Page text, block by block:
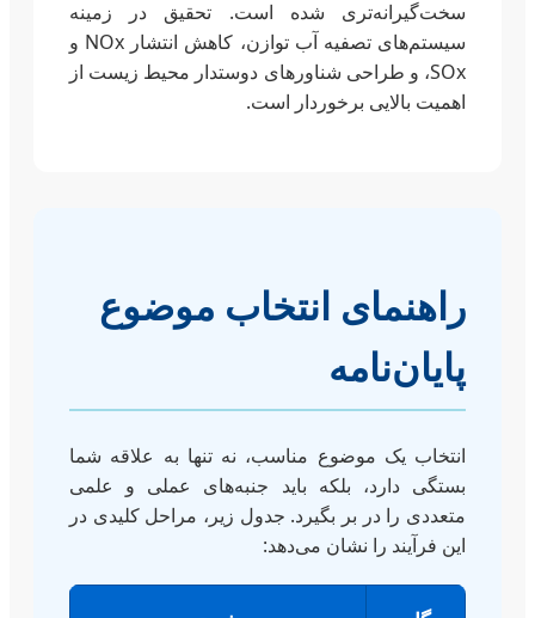
سخت‌گیرانه‌تری شده است. تحقیق در زمینه
سیستم‌های تصفیه آب توازن، کاهش انتشار NOx و
SOx، و طراحی شناورهای دوستدار محیط زیست از
اهمیت بالایی برخوردار است.
راهنمای انتخاب موضوع
پایان‌نامه
انتخاب یک موضوع مناسب، نه تنها به علاقه شما
بستگی دارد، بلکه باید جنبه‌های عملی و علمی
متعددی را در بر بگیرد. جدول زیر، مراحل کلیدی در
این فرآیند را نشان می‌دهد: